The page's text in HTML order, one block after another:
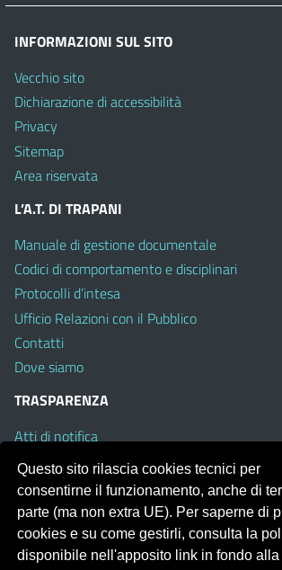
INFORMAZIONI SUL SITO
Vecchio sito
Dichiarazione di accessibilità
Privacy
Sitemap
Area riservata
L’A.T. DI TRAPANI
Manuale di gestione documentale
Codici di comportamento e disciplinari
Protocolli d’intesa
Ufficio Relazioni con il Pubblico
Contatti
Dove siamo
TRASPARENZA
Atti di notifica
Albo on line
Amministrazione Trasparente
Obiettivi di Accessibilità
Questo sito rilascia cookies tecnici per
consentirne il funzionamento, anche di
parte (ma non extra UE). Per saperne di
cookies e su come gestirli, consulta la
disponibile nell'apposito link in fondo alla